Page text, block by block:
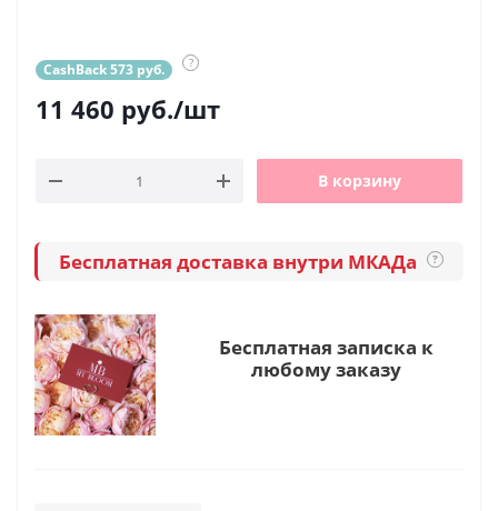
CashBack 573 руб. ?
11 460 руб./шт
В корзину
Бесплатная доставка внутри МКАДа ?
Бесплатная записка к
любому заказу